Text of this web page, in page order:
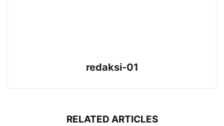
redaksi-01
RELATED ARTICLES